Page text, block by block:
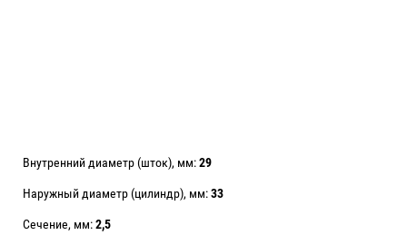
Внутренний диаметр (шток), мм:29
Наружный диаметр (цилиндр), мм:33
Сечение, мм:2,5